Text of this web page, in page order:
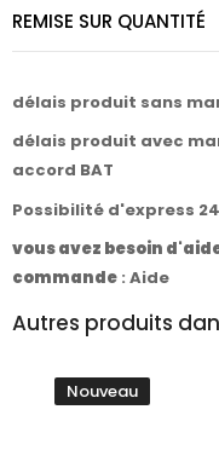
REMISE SUR QUANTITÉ
délais produit sans
délais produit avec
accord BAT
Possibilité d'express
vous avez besoin
commande : Aide
Autres produits
Nouveau